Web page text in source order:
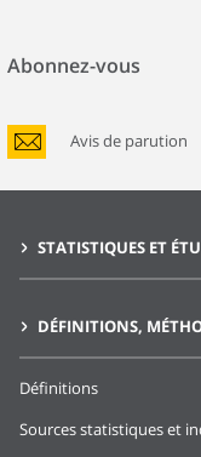
Abonnez-vous
Avis de parution
STATISTIQUES ET
DÉFINITIONS,
Définitions
Sources statistiques et